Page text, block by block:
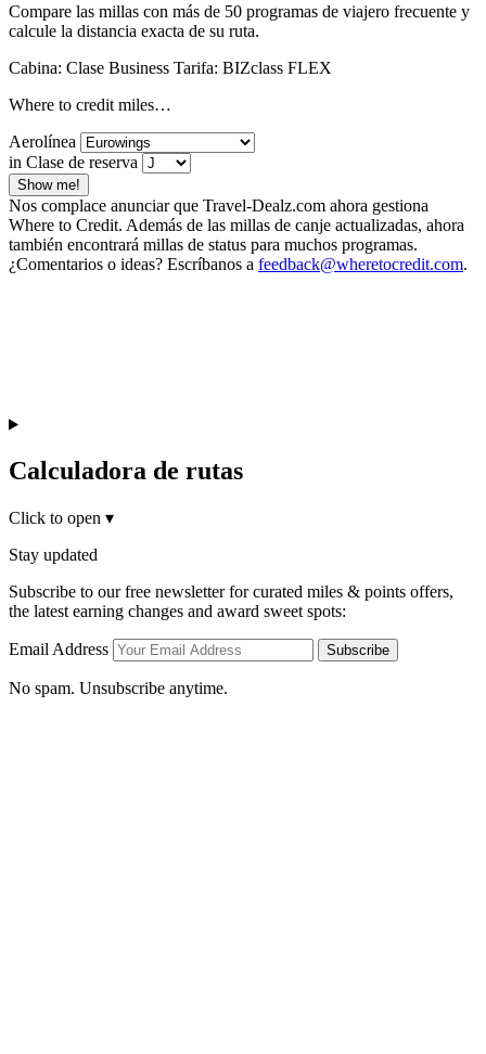
Compare las millas con más de 50 programas de viajero frecuente y
calcule la distancia exacta de su ruta.
Cabina: Clase Business Tarifa: BIZclass FLEX
Where to credit miles…
Aerolínea
in Clase de reserva
Show me!
Nos complace anunciar que Travel-Dealz.com ahora gestiona
Where to Credit. Además de las millas de canje actualizadas, ahora
también encontrará millas de status para muchos programas.
¿Comentarios o ideas? Escríbanos a feedback@wheretocredit.com.
Calculadora de rutas
Click to open ▾
Stay updated
Subscribe to our free newsletter for curated miles & points offers,
the latest earning changes and award sweet spots:
Email Address Subscribe
No spam. Unsubscribe anytime.